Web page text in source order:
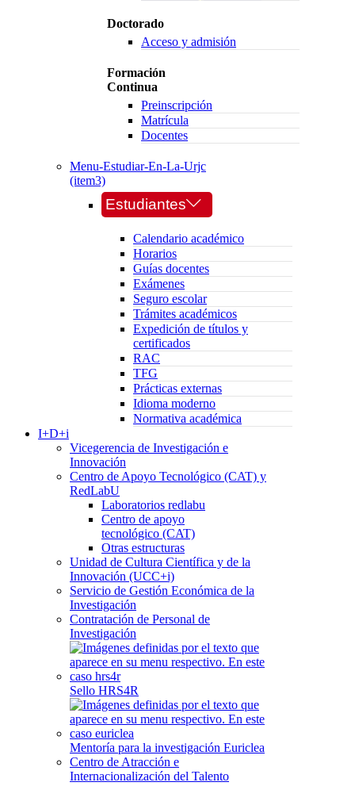
Doctorado
Acceso y admisión
Formación
Continua
Preinscripción
Matrícula
Docentes
Menu-Estudiar-En-La-Urjc
(item3)
Estudiantes
Calendario académico
Horarios
Guías docentes
Exámenes
Seguro escolar
Trámites académicos
Expedición de títulos y
certificados
RAC
TFG
Prácticas externas
Idioma moderno
Normativa académica
I+D+i
Vicegerencia de Investigación e
Innovación
Centro de Apoyo Tecnológico (CAT) y
RedLabU
Laboratorios redlabu
Centro de apoyo
tecnológico (CAT)
Otras estructuras
Unidad de Cultura Científica y de la
Innovación (UCC+i)
Servicio de Gestión Económica de la
Investigación
Contratación de Personal de
Investigación
Sello HRS4R
Mentoría para la investigación Euriclea
Centro de Atracción e
Internacionalización del Talento